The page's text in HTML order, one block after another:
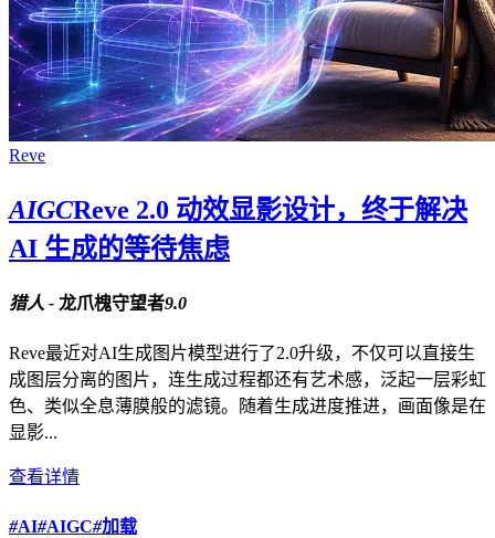
Reve
AIGCReve 2.0 动效显影设计，终于解决
AI 生成的等待焦虑
猎人 - 龙爪槐守望者9.0
Reve最近对AI生成图片模型进行了2.0升级，不仅可以直接生
成图层分离的图片，连生成过程都还有艺术感，泛起一层彩虹
色、类似全息薄膜般的滤镜。随着生成进度推进，画面像是在
显影...
查看详情
#AI#AIGC#加载